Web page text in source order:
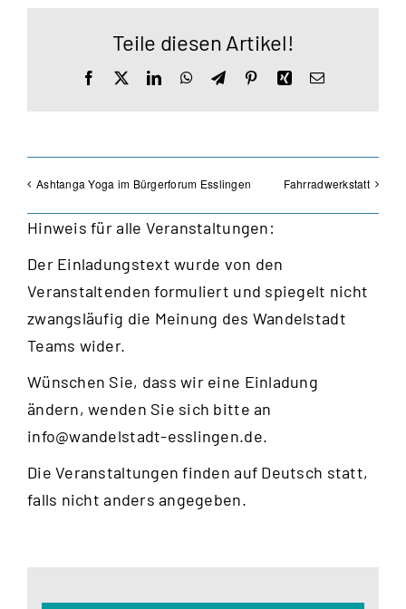
Teile diesen Artikel!
Facebook LinkedInWhatsApp
TelegramPinterestXingE-
Ashtanga Yoga im Bürgerforum Esslingen Fahrradwerkstatt
Hinweis für alle Veranstaltungen:
Der Einladungstext wurde von den
Veranstaltenden formuliert und spiegelt nicht
zwangsläufig die Meinung des Wandelstadt
Teams wider.
Wünschen Sie, dass wir eine Einladung
ändern, wenden Sie sich bitte an
info@wandelstadt-esslingen.de.
Die Veranstaltungen finden auf Deutsch statt,
falls nicht anders angegeben.